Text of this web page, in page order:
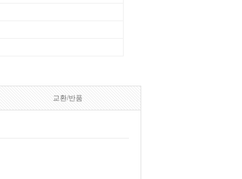
교환/반품